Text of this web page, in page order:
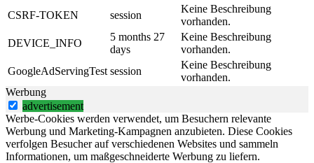
CSRF-TOKEN
session
Keine Beschreibung
vorhanden.
DEVICE_INFO
5 months 27
days
Keine Beschreibung
vorhanden.
GoogleAdServingTest session
Keine Beschreibung
vorhanden.
Werbung
advertisement
Werbe-Cookies werden verwendet, um Besuchern relevante
Werbung und Marketing-Kampagnen anzubieten. Diese Cookies
verfolgen Besucher auf verschiedenen Websites und sammeln
Informationen, um maßgeschneiderte Werbung zu liefern.